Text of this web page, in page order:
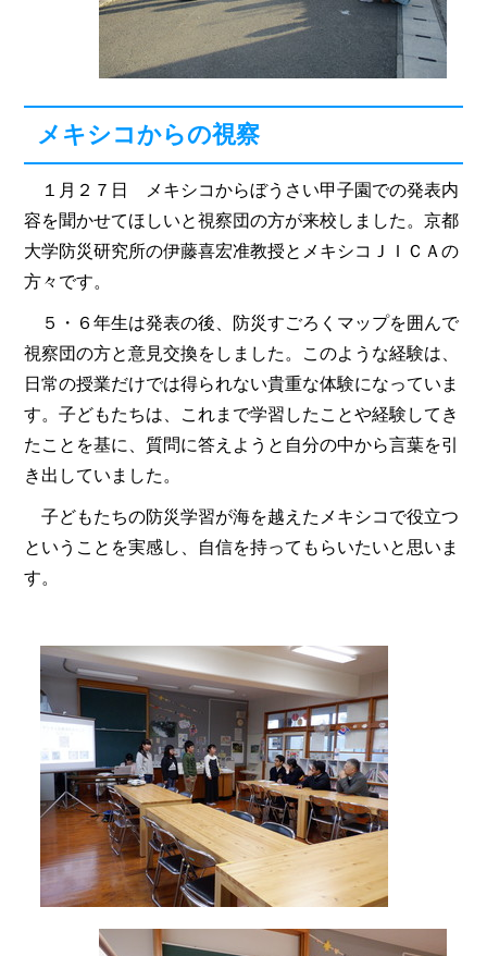
メキシコからの視察
１月２７日 メキシコからぼうさい甲子園での発表内
容を聞かせてほしいと視察団の方が来校しました。京都
大学防災研究所の伊藤喜宏准教授とメキシコＪＩＣＡの
方々です。
５・６年生は発表の後、防災すごろくマップを囲んで
視察団の方と意見交換をしました。このような経験は、
日常の授業だけでは得られない貴重な体験になっていま
す。子どもたちは、これまで学習したことや経験してき
たことを基に、質問に答えようと自分の中から言葉を引
き出していました。
子どもたちの防災学習が海を越えたメキシコで役立つ
ということを実感し、自信を持ってもらいたいと思いま
す。